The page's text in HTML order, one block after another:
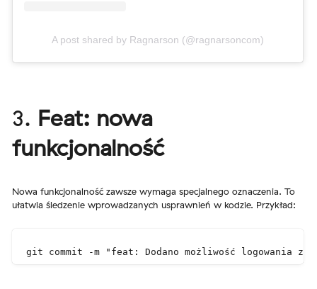
A post shared by Ragnarson (@ragnarsoncom)
3. Feat: nowa
funkcjonalność
Nowa funkcjonalność zawsze wymaga specjalnego oznaczenia. To
ułatwia śledzenie wprowadzanych usprawnień w kodzie. Przykład:
git commit -m "feat: Dodano możliwość logowania za